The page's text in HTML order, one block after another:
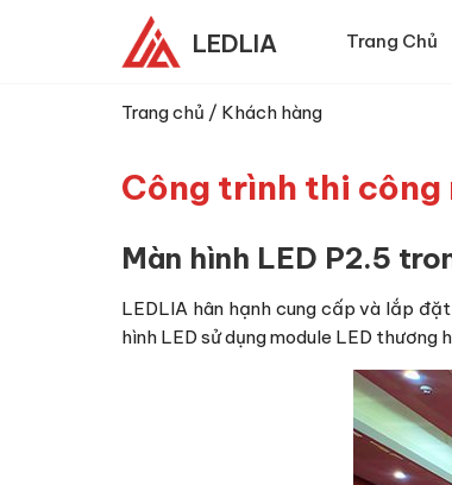
LEDLIA Trang Chủ
Trang chủ / Khách hàng
Công trình thi công
Màn hình LED P2.5
LEDLIA hân hạnh cung cấp và lắp
hình LED sử dụng module LED thương